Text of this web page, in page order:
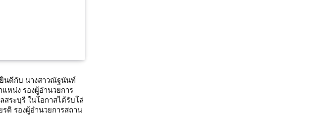
นดีกับ นางสาวณัฐนันท์
หน่ง รองผู้อำนวยการ
สระบุรี ในโอกาสได้รับโล่
รติ รองผู้อำนวยการสถาน